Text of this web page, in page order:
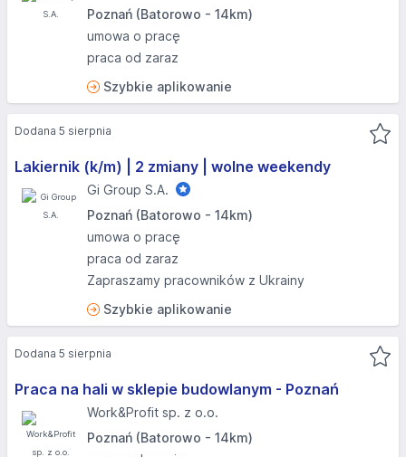
Poznań (Batorowo - 14km)
umowa o pracę
praca od zaraz
Szybkie aplikowanie
Lakiernik (k/m) | 2 zmiany | wolne weekendy
Gi Group S.A.
Poznań (Batorowo - 14km)
umowa o pracę
praca od zaraz
Zapraszamy pracowników z Ukrainy
Szybkie aplikowanie
Dodana 5 sierpnia
Praca na hali w sklepie budowlanym - Poznań
Work&Profit sp. z o.o.
Poznań (Batorowo - 14km)
Dodana 5 sierpnia